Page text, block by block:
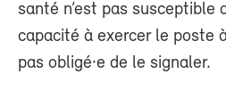
santé n’est pas susceptible
capacité à exercer le poste
pas obligé·e de le signaler.